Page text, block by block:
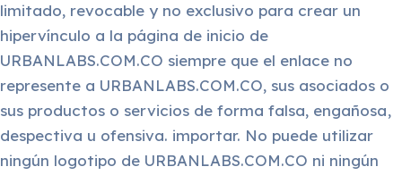
limitado, revocable y no exclusivo para crear un
hipervínculo a la página de inicio de
URBANLABS.COM.CO siempre que el enlace no
represente a URBANLABS.COM.CO, sus asociados o
sus productos o servicios de forma falsa, engañosa,
despectiva u ofensiva. importar. No puede utilizar
ningún logotipo de URBANLABS.COM.CO ni ningún